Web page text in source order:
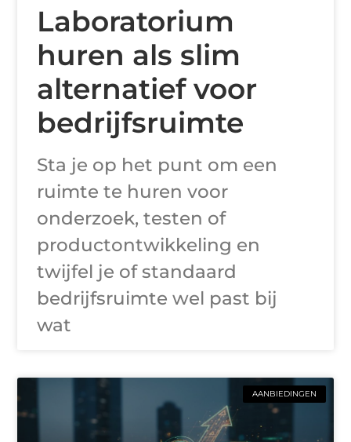
Laboratorium
huren als slim
alternatief voor
bedrijfsruimte
Sta je op het punt om een
ruimte te huren voor
onderzoek, testen of
productontwikkeling en
twijfel je of standaard
bedrijfsruimte wel past bij
wat
AANBIEDINGEN